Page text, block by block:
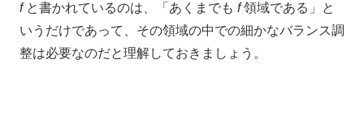
fと書かれているのは、「あくまでも f領域である」と
いうだけであって、その領域の中での細かなバランス調
整は必要なのだと理解しておきましょう。